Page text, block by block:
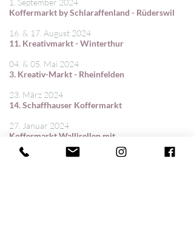
Koffermarkt by Schlaraffenland - Rüderswil
16. & 17. August 2024
11. Kreativmarkt - Winterthur
04. & 05. Mai 2024
3. Kreativ-Markt - Rheinfelden
23. März 2024
14. Schaffhauser Koffermarkt
27. Januar 2024
Koffermarkt Wallisellen mit
Kinderkoffermarkt